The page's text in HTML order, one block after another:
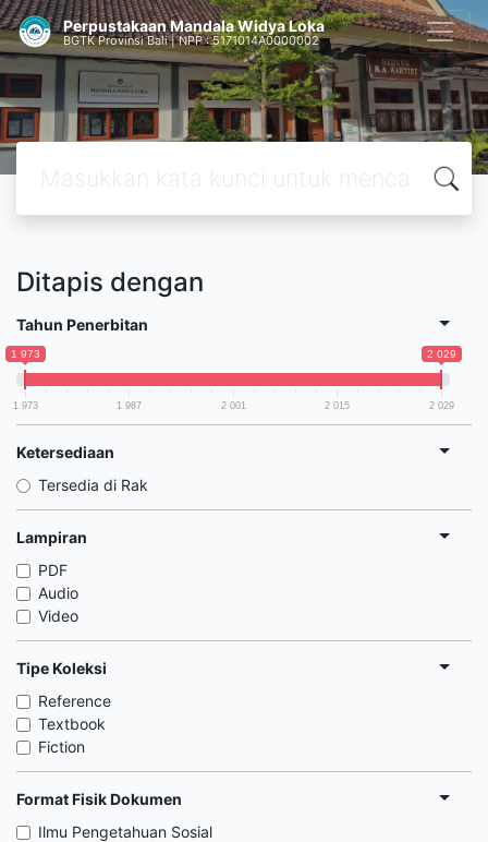
Perpustakaan Mandala Widya Loka
BGTK Provinsi Bali | NPP : 5171014A0000002
Ditapis dengan
Tahun Penerbitan
1 973 2 029
1 973 1 987 2 001 2 015 2 029
Ketersediaan
Tersedia di Rak
Lampiran
PDF
Audio
Video
Tipe Koleksi
Reference
Textbook
Fiction
Format Fisik Dokumen
Ilmu Pengetahuan Sosial